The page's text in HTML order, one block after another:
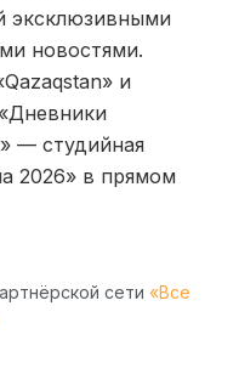
эксклюзивными
новостями.
и
— студийная
2026» в прямом
сети «Все